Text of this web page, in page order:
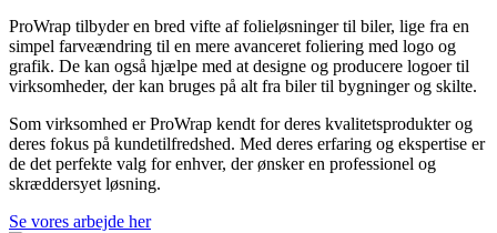
ProWrap tilbyder en bred vifte af folieløsninger til biler, lige fra en
simpel farveændring til en mere avanceret foliering med logo og
grafik. De kan også hjælpe med at designe og producere logoer til
virksomheder, der kan bruges på alt fra biler til bygninger og skilte.
Som virksomhed er ProWrap kendt for deres kvalitetsprodukter og
deres fokus på kundetilfredshed. Med deres erfaring og ekspertise er
de det perfekte valg for enhver, der ønsker en professionel og
skræddersyet løsning.
Se vores arbejde her